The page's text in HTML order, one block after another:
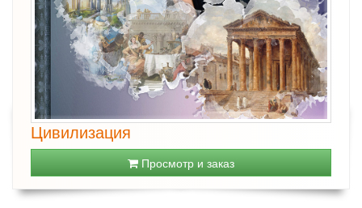
Цивилизация
Просмотр и заказ